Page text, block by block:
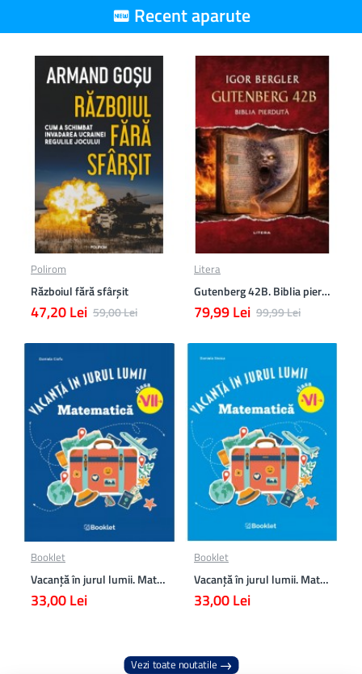
Recent aparute
Polirom
Războiul fără sfârşit
47,20 Lei 59,00 Lei
Litera
Gutenberg 42B. Biblia pierduta
79,99 Lei 99,99 Lei
Booklet
Vacanță în jurul lumii. Matematică clasa a VII-a – EDIȚIA 2026
33,00 Lei
Booklet
Vacanță în jurul lumii. Matematică clasa a VI-a – EDIȚIA 2026
33,00 Lei
Vezi toate noutatile